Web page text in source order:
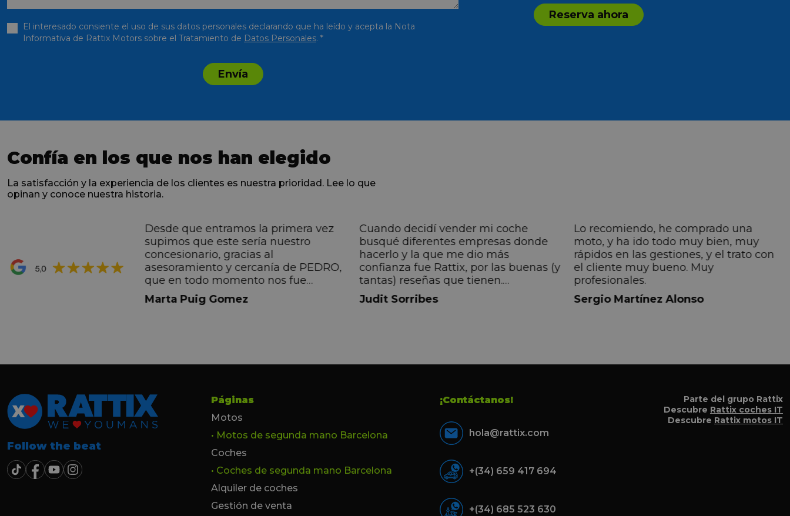
El interesado consiente el uso de sus datos personales declarando que ha leído y acepta la Nota
Informativa de Rattix Motors sobre el Tratamiento de Datos Personales. *
Envía
Reserva ahora
Confía en los que nos han elegido
La satisfacción y la experiencia de los clientes es nuestra prioridad. Lee lo que
opinan y conoce nuestra historia.
premio de su vida.
por todo.
Desde que entramos la primera vez
supimos que este sería nuestro
concesionario, gracias al
asesoramiento y cercanía de PEDRO,
que en todo momento nos fue
informando de forma muy directa, de
todos los pasos que teníamos que
Marta Puig Gomez
Cuando decidí vender mi coche
busqué diferentes empresas donde
hacerlo y la que me dio más
confianza fue Rattix, por las buenas (y
tantas) reseñas que tienen.
Realmente la experiencia ha sido
muy buena, Carolina ha sido siempre
Judit Sorribes
Lo recomiendo, he comprado una
moto, y ha ido todo muy bien, muy
rápidos en las gestiones, y el trato con
el cliente muy bueno. Muy
profesionales.
Sergio Martínez Alonso
Follow the beat
Páginas
Motos
• Motos de segunda mano Barcelona
Coches
• Coches de segunda mano Barcelona
Alquiler de coches
Gestión de venta
¡Contáctanos!
hola@rattix.com
+(34) 659 417 694
+(34) 685 523 630
Parte del grupo Rattix
Descubre Rattix coches IT
Descubre Rattix motos IT